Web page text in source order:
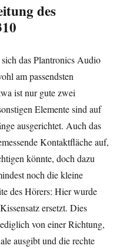
des
das Plantronics Audio
am passendsten
ist nur gute zwei
Elemente sind auf
ausgerichtet. Auch das
Kontaktfläche auf,
könnte, doch dazu
noch die kleine
des Hörers: Hier wurde
ersetzt. Dies
von einer Richtung,
ausgibt und die rechte